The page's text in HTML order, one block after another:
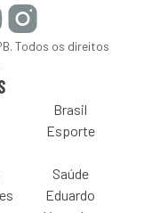
Todos os direitos
Brasil
Esporte
Saúde
Eduardo